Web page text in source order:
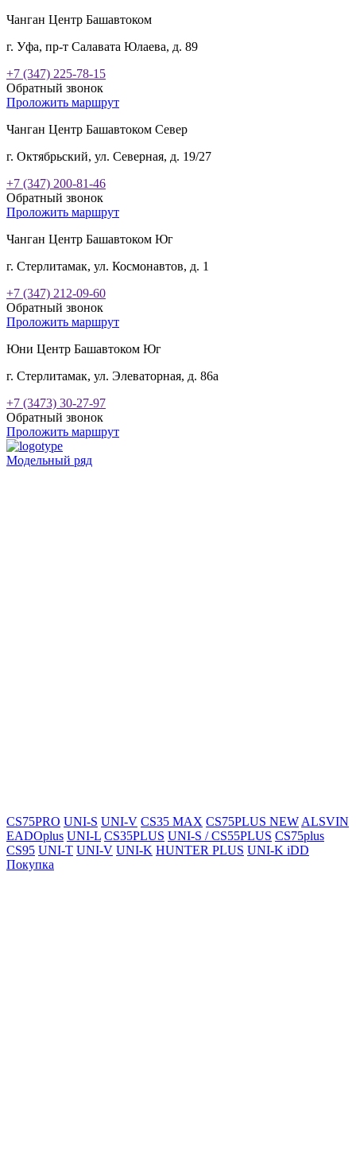
Чанган Центр Башавтоком
г. Уфа, пр-т Салавата Юлаева, д. 89
+7 (347) 225-78-15
Обратный звонок
Проложить маршрут
Чанган Центр Башавтоком Север
г. Октябрьский, ул. Северная, д. 19/27
+7 (347) 200-81-46
Обратный звонок
Проложить маршрут
Чанган Центр Башавтоком Юг
г. Стерлитамак, ул. Космонавтов, д. 1
+7 (347) 212-09-60
Обратный звонок
Проложить маршрут
Юни Центр Башавтоком Юг
г. Стерлитамак, ул. Элеваторная, д. 86а
+7 (3473) 30-27-97
Обратный звонок
Проложить маршрут
Модельный ряд
CS75PRO UNI-S UNI-V CS35 MAX CS75PLUS NEW ALSVIN
EADOplus UNI-L CS35PLUS UNI-S / CS55PLUS CS75plus
CS95 UNI-T UNI-V UNI-K HUNTER PLUS UNI-K iDD
Покупка